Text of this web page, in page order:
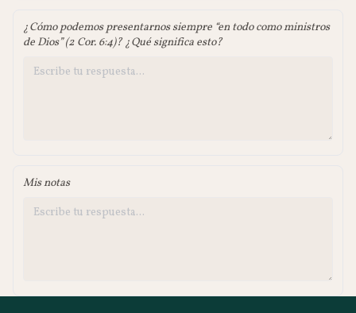
¿Cómo podemos presentarnos siempre “en todo como ministros
de Dios” (2 Cor. 6:4)? ¿Qué significa esto?
Mis notas